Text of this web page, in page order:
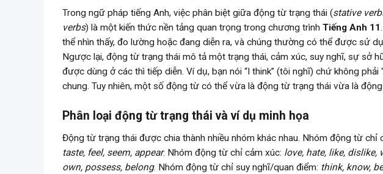
Trong ngữ pháp tiếng Anh, việc phân biệt giữa động từ trạng thái (stative
verbs) là một kiến thức nền tảng quan trọng trong chương trình Tiếng Anh 11
thể nhìn thấy, đo lường hoặc đang diễn ra, và chúng thường có thể được sử
Ngược lại, động từ trạng thái mô tả một trạng thái, cảm xúc, suy nghĩ, sự sở
được dùng ở các thì tiếp diễn. Ví dụ, bạn nói “I think” (tôi nghĩ) chứ không phải
chung. Tuy nhiên, một số động từ có thể vừa là động từ trạng thái vừa là
Phân loại động từ trạng thái và ví dụ minh họa
Động từ trạng thái được chia thành nhiều nhóm khác nhau. Nhóm động từ
taste, feel, seem, appear. Nhóm động từ chỉ cảm xúc: love, hate, like, dislike,
own, possess, belong. Nhóm động từ chỉ suy nghĩ/quan điểm: think, know,